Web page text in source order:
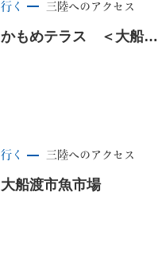
行く 三陸へのアクセス
かもめテラス ＜大船渡市＞
行く 三陸へのアクセス
大船渡市魚市場